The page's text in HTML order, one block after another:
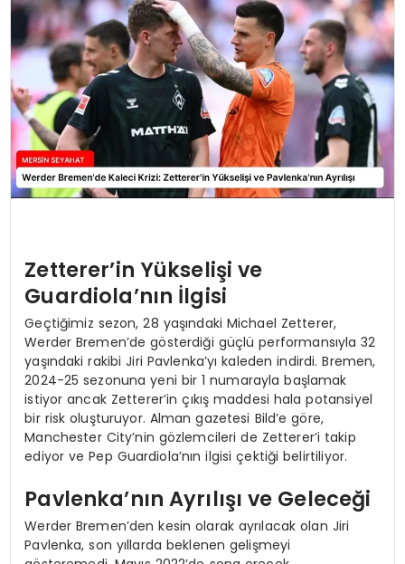
Zetterer’in Yükselişi ve
Guardiola’nın İlgisi
Geçtiğimiz sezon, 28 yaşındaki Michael Zetterer,
Werder Bremen’de gösterdiği güçlü performansıyla 32
yaşındaki rakibi Jiri Pavlenka’yı kaleden indirdi. Bremen,
2024-25 sezonuna yeni bir 1 numarayla başlamak
istiyor ancak Zetterer’in çıkış maddesi hala potansiyel
bir risk oluşturuyor. Alman gazetesi Bild’e göre,
Manchester City’nin gözlemcileri de Zetterer’i takip
ediyor ve Pep Guardiola’nın ilgisi çektiği belirtiliyor.
Pavlenka’nın Ayrılışı ve Geleceği
Werder Bremen’den kesin olarak ayrılacak olan Jiri
Pavlenka, son yıllarda beklenen gelişmeyi